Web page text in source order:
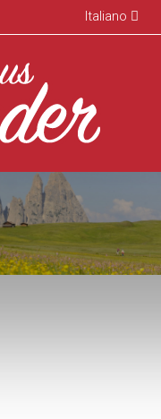
Italiano